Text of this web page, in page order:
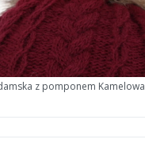
z pomponem Kamelowa